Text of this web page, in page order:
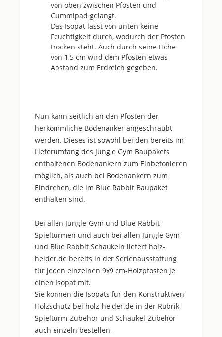
von oben zwischen Pfosten und
Gummipad gelangt.
Das Isopat lässt von unten keine
Feuchtigkeit durch, wodurch der Pfosten
trocken steht. Auch durch seine Höhe
von 1,5 cm wird dem Pfosten etwas
Abstand zum Erdreich gegeben.
Nun kann seitlich an den Pfosten der
herkömmliche Bodenanker angeschraubt
werden. Dieses ist sowohl bei den bereits im
Lieferumfang des Jungle Gym Baupakets
enthaltenen Bodenankern zum Einbetonieren
möglich, als auch bei Bodenankern zum
Eindrehen, die im Blue Rabbit Baupaket
enthalten sind.
Bei allen Jungle-Gym und Blue Rabbit
Spieltürmen und auch bei allen Jungle Gym
und Blue Rabbit Schaukeln liefert holz-
heider.de bereits in der Serienausstattung
für jeden einzelnen 9x9 cm-Holzpfosten je
einen Isopat mit.
Sie können die Isopats für den Konstruktiven
Holzschutz bei holz-heider.de in der Rubrik
Spielturm-Zubehör und Schaukel-Zubehör
auch einzeln bestellen.